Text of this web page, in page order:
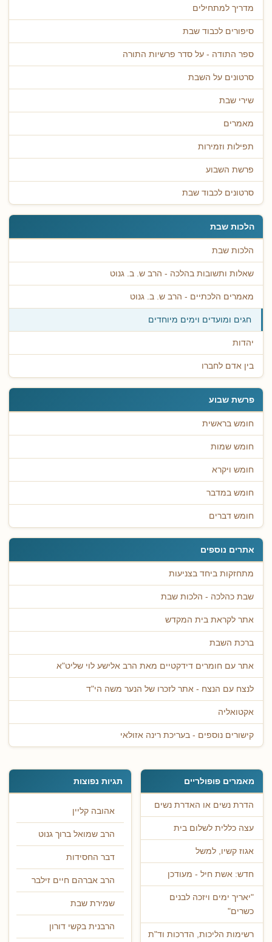
מדריך למתחילים
סיפורים לכבוד שבת
ספר התודה - על סדר פרשיות התורה
סרטונים על השבת
שירי שבת
מאמרים
תפילות וזמירות
פרשת השבוע
סרטונים לכבוד שבת
הלכות שבת
הלכות שבת
שאלות ותשובות בהלכה - הרב ש. ב. גנוט
מאמרים הלכתיים - הרב ש. ב. גנוט
חגים ומועדים וימים מיוחדים
יהדות
בין אדם לחברו
פרשת שבוע
חומש בראשית
חומש שמות
חומש ויקרא
חומש במדבר
חומש דברים
אתרים נוספים
מתחזקות ביחד בצניעות
שבת כהלכה - הלכות שבת
אתר לקראת בית המקדש
ברכת השבת
אתר עם חומרים דידקטיים מאת הרב אלישע לוי שליט"א
לנצח עם הנצח - אתר לזכרו של הנער משה הי"ד
אקטואליה
קישורים נוספים - בעריכת רינה אזולאי
מאמרים פופולריים
הדרת נשים או האדרת נשים
עצה כללית לשלום בית
אגוז קשיו, למשל
חדש: אשת חיל - מעודכן
"יאריך ימים ויזכה לבנים
כשרים"
רשימות הליכות, הדרכות וד"ת
תגיות נפוצות
אהובה קליין
הרב שמואל ברוך גנוט
דבר החסידות
הרב אברהם חיים זילבר
שמירת שבת
הרבנית בקשי דורון